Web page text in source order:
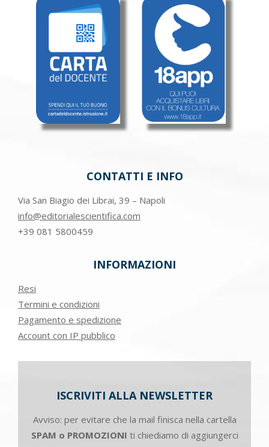
CONTATTI E INFO
Via San Biagio dei Librai, 39 – Napoli
info@editorialescientifica.com
+39 081 5800459
INFORMAZIONI
Resi
Termini e condizioni
Pagamento e spedizione
Account con IP pubblico
ISCRIVITI ALLA NEWSLETTER
Avviso: per evitare che la mail finisca nella cartella
SPAM o PROMOZIONI ti chiediamo di aggiungerci